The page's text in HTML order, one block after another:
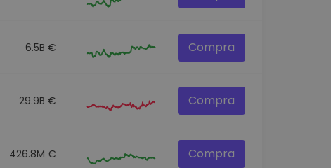
6.5B € Compra
29.9B € Compra
426.8M € Compra